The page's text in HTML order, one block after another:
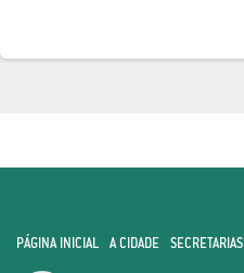
PÁGINA INICIAL A CIDADE SECRETARIAS